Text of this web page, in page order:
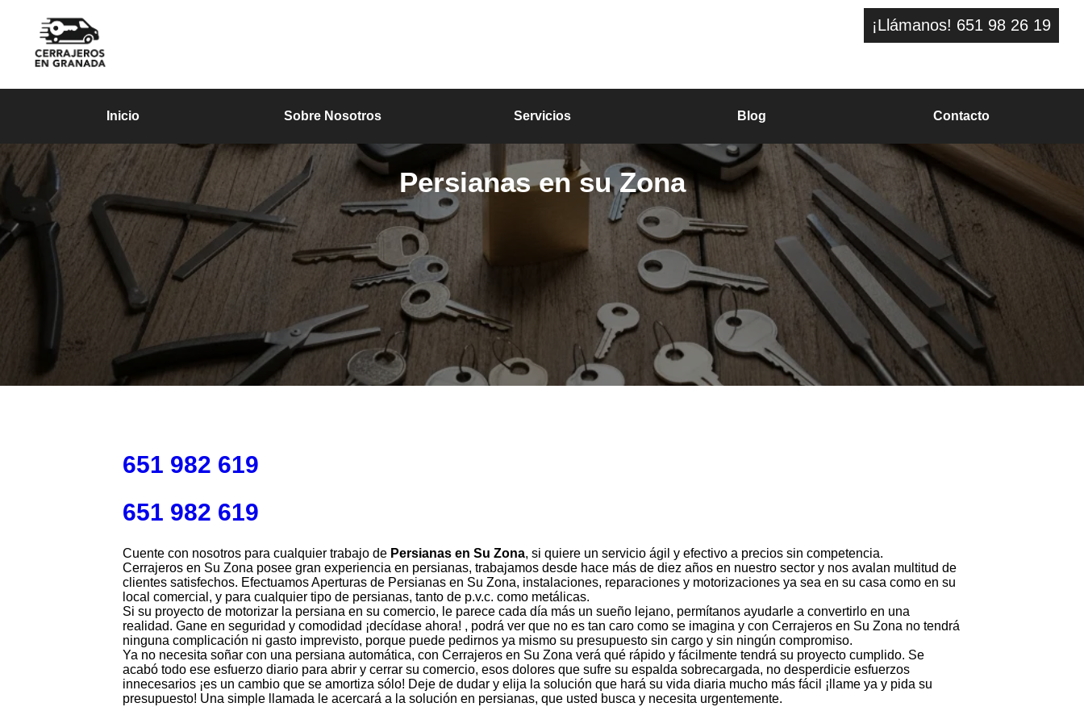
¡Llámanos! 651 98 26 19
Inicio Sobre Nosotros Servicios Blog Contacto
Persianas en su Zona
651 982 619
651 982 619
Cuente con nosotros para cualquier trabajo de Persianas en Su Zona, si quiere un servicio ágil y efectivo a precios sin competencia.
Cerrajeros en Su Zona posee gran experiencia en persianas, trabajamos desde hace más de diez años en nuestro sector y nos avalan multitud de
clientes satisfechos. Efectuamos Aperturas de Persianas en Su Zona, instalaciones, reparaciones y motorizaciones ya sea en su casa como en su
local comercial, y para cualquier tipo de persianas, tanto de p.v.c. como metálicas.
Si su proyecto de motorizar la persiana en su comercio, le parece cada día más un sueño lejano, permítanos ayudarle a convertirlo en una
realidad. Gane en seguridad y comodidad ¡decídase ahora! , podrá ver que no es tan caro como se imagina y con Cerrajeros en Su Zona no tendrá
ninguna complicación ni gasto imprevisto, porque puede pedirnos ya mismo su presupuesto sin cargo y sin ningún compromiso.
Ya no necesita soñar con una persiana automática, con Cerrajeros en Su Zona verá qué rápido y fácilmente tendrá su proyecto cumplido. Se
acabó todo ese esfuerzo diario para abrir y cerrar su comercio, esos dolores que sufre su espalda sobrecargada, no desperdicie esfuerzos
innecesarios ¡es un cambio que se amortiza sólo! Deje de dudar y elija la solución que hará su vida diaria mucho más fácil ¡llame ya y pida su
presupuesto! Una simple llamada le acercará a la solución en persianas, que usted busca y necesita urgentemente.